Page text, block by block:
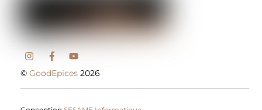
©GoodEpices 2026